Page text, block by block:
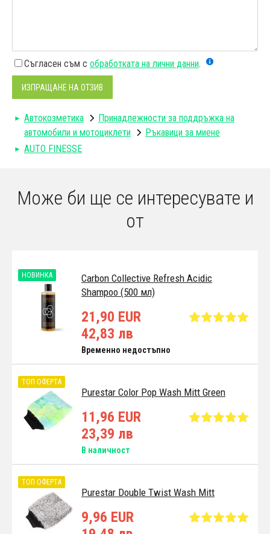
Съгласен съм с обработката на лични данни.
ИЗПРАЩАНЕ НА ОТЗИВ
Автокозметика
Принадлежности за поддръжка на
автомобили и мотоциклети
Ръкавици за миене
AUTO FINESSE
Може би ще се интересувате и
от
Carbon Collective Refresh Acidic
Shampoo (500 мл)
НОВИНКА
21,90 EUR
42,83 лв
Временно недостъпно
Purestar Color Pop Wash Mitt Green
ТОП ОФЕРТА
11,96 EUR
23,39 лв
В наличност
Purestar Double Twist Wash Mitt
ТОП ОФЕРТА
9,96 EUR